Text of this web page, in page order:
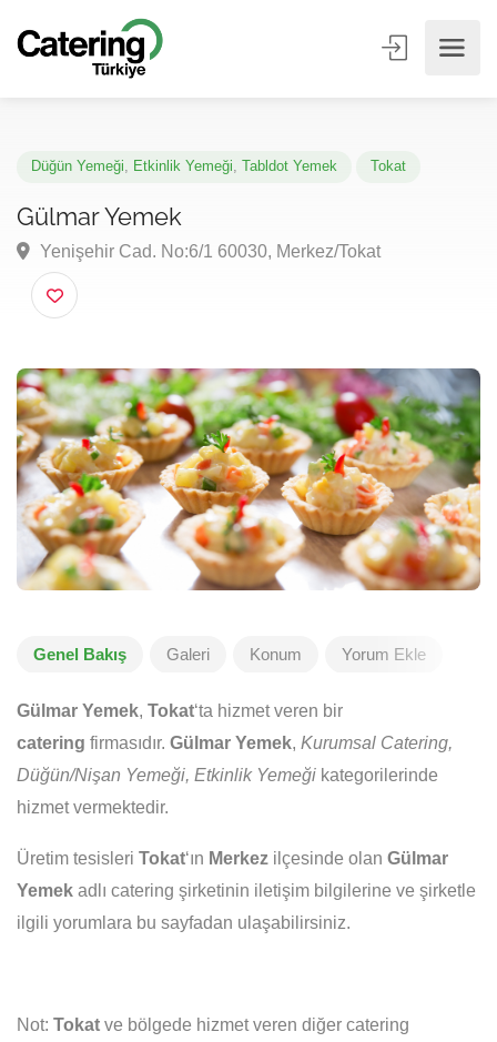
Gülmar Yemek
Yenişehir Cad. No:6/1 60030, Merkez/Tokat
Genel Bakış Galeri Konum Yorum Ekle
Gülmar Yemek, Tokat‘ta hizmet veren bir
catering firmasıdır. Gülmar Yemek, Kurumsal Catering,
Düğün/Nişan Yemeği, Etkinlik Yemeği kategorilerinde
hizmet vermektedir.
Üretim tesisleri Tokat‘ın Merkez ilçesinde olan Gülmar
Yemek adlı catering şirketinin iletişim bilgilerine ve şirketle
ilgili yorumlara bu sayfadan ulaşabilirsiniz.
Not: Tokat ve bölgede hizmet veren diğer catering